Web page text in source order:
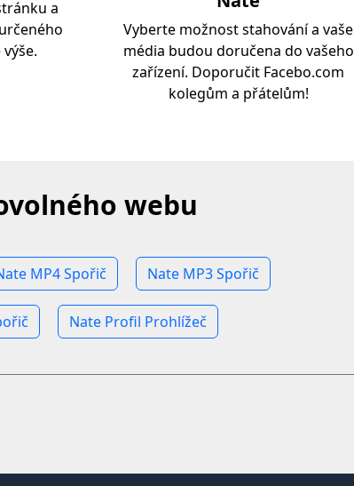
a
Vyberte možnost stahování a vaše
média budou doručena do vašeho
zařízení. Doporučit Facebo.com
kolegům a přátelům!
webu
MP4 Spořič Nate MP3 Spořič
Nate Profil Prohlížeč